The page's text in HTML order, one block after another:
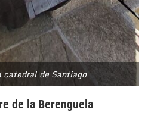
catedral de Santiago
de la Berenguela